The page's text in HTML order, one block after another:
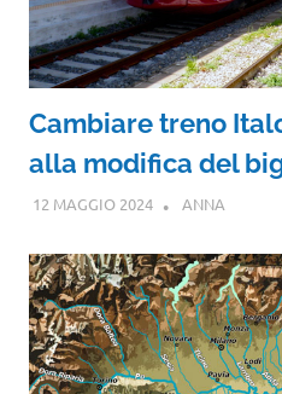
Cambiare treno
alla modifica del
12 MAGGIO 2024 ANNA